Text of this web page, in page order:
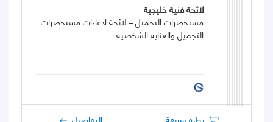
لائحة فنية خليجية
مستحضرات التجميل – لائحة ادعاءات مستحضرات
التجميل والعناية الشخصية
نظرة سريعة التفاصيل